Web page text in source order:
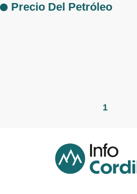
Precio Del Petróleo
1